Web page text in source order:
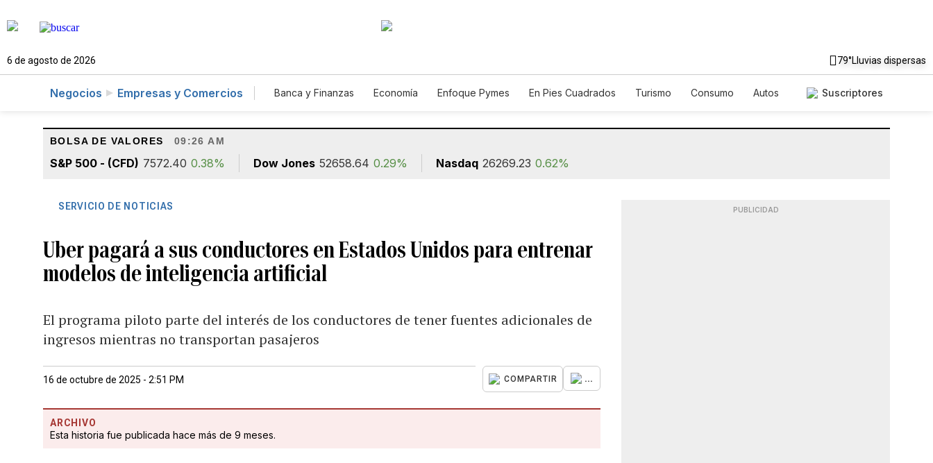
6 de agosto de 2026 79°Lluvias dispersas
Negocios Empresas y Comercios Banca y Finanzas Economía Enfoque Pymes En Pies Cuadrados Turismo Consumo
Autos
Suscriptores
BOLSA DE VALORES 09:26 AM
S&P 500 - (CFD) 7572.40 0.38% Dow Jones 52658.64 0.29% Nasdaq 26269.23 0.62%
SERVICIO DE NOTICIAS
Uber pagará a sus conductores en Estados Unidos para entrenar
modelos de inteligencia artificial
El programa piloto parte del interés de los conductores de tener fuentes adicionales de
ingresos mientras no transportan pasajeros
16 de octubre de 2025 - 2:51 PM COMPARTIR ...
ARCHIVO
Esta historia fue publicada hace más de 9 meses.
PUBLICIDAD